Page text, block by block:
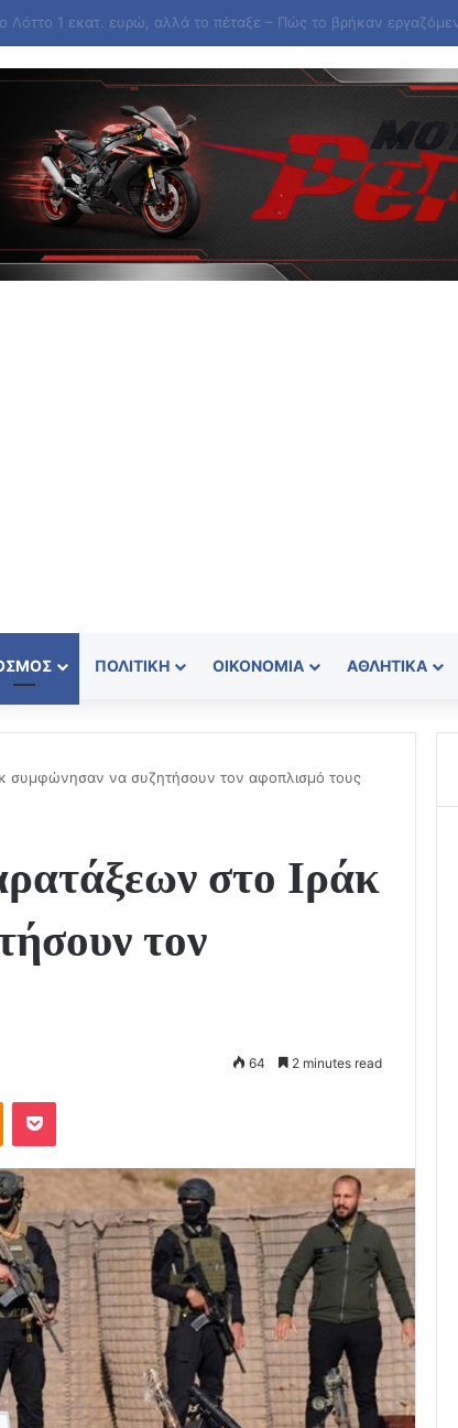
ΠΟΛΙΤΙΚΉ ΟΙΚΟΝΟΜΊΑ ΑΘΛΗΤΙΚΆ
συμφώνησαν να συζητήσουν τον αφοπλισμό τους
στο Ιράκ
τον
64 2 minutes read
Odnoklassniki
Pocket